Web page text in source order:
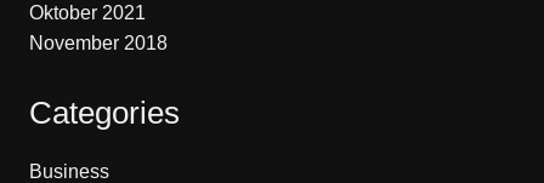
Oktober 2021
November 2018
Categories
Business